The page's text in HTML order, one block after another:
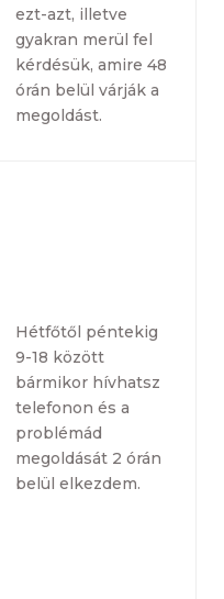
ezt-azt, illetve
gyakran merül fel
kérdésük, amire 48
órán belül várják a
megoldást.
Hétfőtől péntekig
9-18 között
bármikor hívhatsz
telefonon és a
problémád
megoldását 2 órán
belül elkezdem.